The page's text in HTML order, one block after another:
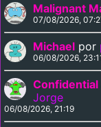
Malignant
07/08/2026,
Michael por
06/08/2026,
Jorge
06/08/2026, 21:19